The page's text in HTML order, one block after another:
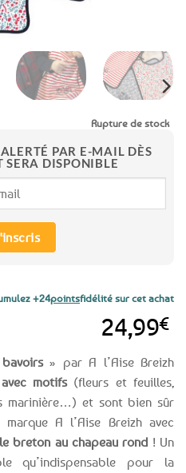
» par A l’Aise Breizh
motifs(fleurs et feuilles,
marinière…) et sont bien sûr
A l’Aise Breizh avec
breton au chapeau rond ! Un
qu’indispensable pour la
24,99€
Rupture de stock
PAR E-MAIL DÈS
SERA DISPONIBLE
+24pointsfidélité sur cet achat